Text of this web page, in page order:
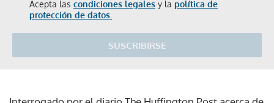
Acepta las condiciones legales y la política de
protección de datos.
SUSCRIBIRSE